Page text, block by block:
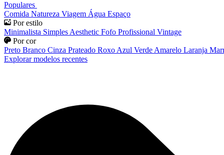
Populares
Comida Natureza Viagem Água Espaço
Por estilo
Minimalista Simples Aesthetic Fofo Profissional Vintage
Por cor
Preto Branco Cinza Prateado Roxo Azul Verde Amarelo Laranja
Explorar modelos recentes